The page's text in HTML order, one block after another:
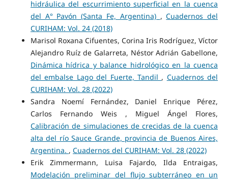
hidráulica del escurrimiento superficial en la cuenca
del A° Pavón (Santa Fe, Argentina) ,Cuadernos del
CURIHAM: Vol. 24 (2018)
Marisol Roxana Cifuentes, Corina Iris Rodríguez, Víctor
Alejandro Ruíz de Galarreta, Néstor Adrián Gabellone,
Dinámica hídrica y balance hidrológico en la cuenca
del embalse Lago del Fuerte, Tandil , Cuadernos del
CURIHAM: Vol. 28 (2022)
Sandra Noemí Fernández, Daniel Enrique Pérez,
Carlos Fernando Weis , Miguel Ángel Flores,
Calibración de simulaciones de crecidas de la cuenca
alta del río Sauce Grande, provincia de Buenos Aires,
Argentina. , Cuadernos del CURIHAM: Vol. 28 (2022)
Erik Zimmermann, Luisa Fajardo, Ilda Entraigas,
Modelación preliminar del flujo subterráneo en un